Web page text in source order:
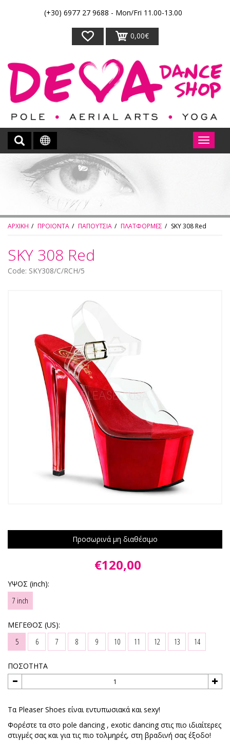
(+30) 6977 27 9688 - Mon/Fri 11.00-13.00
0,00€
ΑΡΧΙΚΗ ΠΡΟΙΟΝΤΑ ΠΑΠΟΥΤΣΙΑ ΠΛΑΤΦΟΡΜΕΣ SKY 308 Red
SKY 308 Red
Code: SKY308/C/RCH/5
Προσωρινά μη διαθέσιμο
€120,00
ΥΨΟΣ (inch):
7 inch
ΜΕΓΕΘΟΣ (US):
5 6 7 8 9 10 11 12 13 14
ΠΟΣΟΤΗΤΑ
Τα Pleaser Shoes είναι εντυπωσιακά και sexy!
Φορέστε τα στο pole dancing , exotic dancing στις πιο ιδιαίτερες
στιγμές σας και για τις πιο τολμηρές, στη βραδινή σας έξοδο!